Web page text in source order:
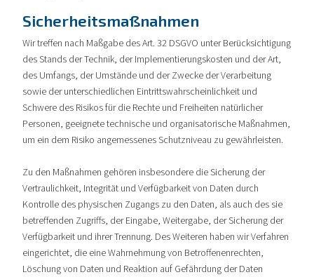
Sicherheitsmaßnahmen
Wir treffen nach Maßgabe des Art. 32 DSGVO unter Berücksichtigung
des Stands der Technik, der Implementierungskosten und der Art,
des Umfangs, der Umstände und der Zwecke der Verarbeitung
sowie der unterschiedlichen Eintrittswahrscheinlichkeit und
Schwere des Risikos für die Rechte und Freiheiten natürlicher
Personen, geeignete technische und organisatorische Maßnahmen,
um ein dem Risiko angemessenes Schutzniveau zu gewährleisten.
Zu den Maßnahmen gehören insbesondere die Sicherung der
Vertraulichkeit, Integrität und Verfügbarkeit von Daten durch
Kontrolle des physischen Zugangs zu den Daten, als auch des sie
betreffenden Zugriffs, der Eingabe, Weitergabe, der Sicherung der
Verfügbarkeit und ihrer Trennung. Des Weiteren haben wir Verfahren
eingerichtet, die eine Wahrnehmung von Betroffenenrechten,
Löschung von Daten und Reaktion auf Gefährdung der Daten